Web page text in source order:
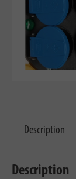
Description
Description